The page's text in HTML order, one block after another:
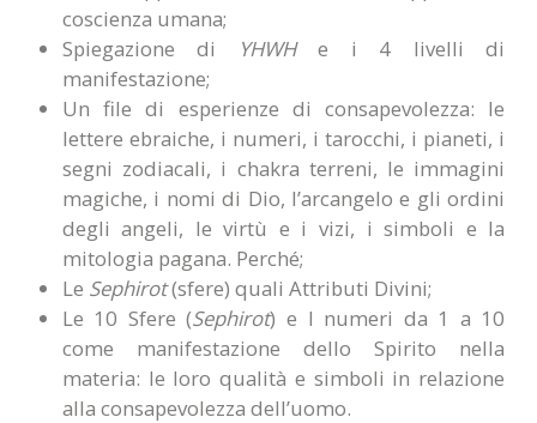
coscienza umana;
Spiegazione di
YHWHe i 4 livelli di
manifestazione;
Un file di esperienze di consapevolezza: le
lettere ebraiche, i numeri, i tarocchi, i pianeti, i
segni zodiacali, i chakra terreni, le immagini
magiche, i nomi di Dio, l’arcangelo e gli ordini
degli angeli, le virtù e i vizi, i simboli e la
mitologia pagana. Perché;
Le Sephirot(sfere) quali Attributi Divini;
Le 10 Sfere (Sephirot) e I numeri da 1 a 10
come manifestazione dello Spirito nella
materia: le loro qualità e simboli in relazione
alla consapevolezza dell’uomo.